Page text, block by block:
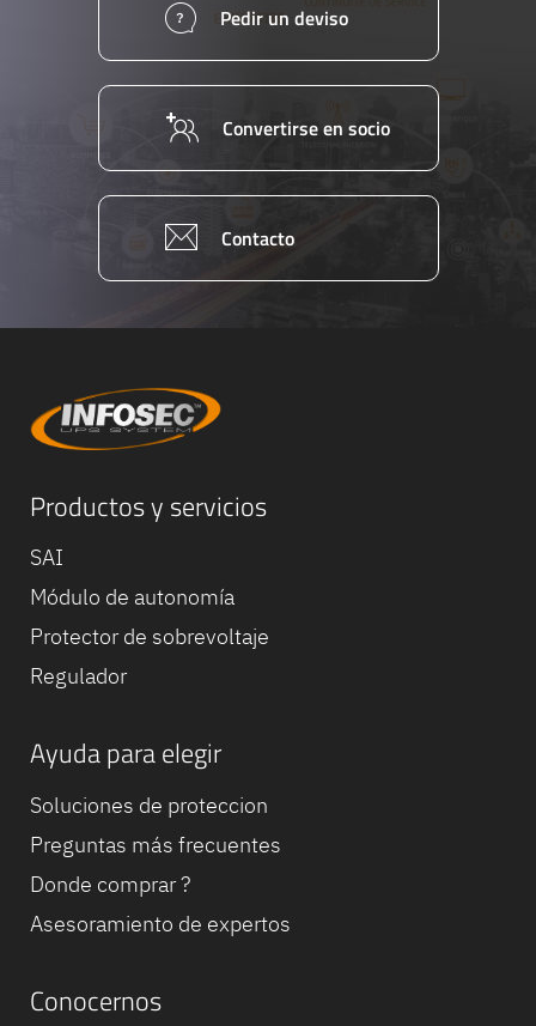
Pedir un deviso
Convertirse en socio
Contacto
Productos y servicios
SAI
Módulo de autonomía
Protector de sobrevoltaje
Regulador
Ayuda para elegir
Soluciones de proteccion
Preguntas más frecuentes
Donde comprar ?
Asesoramiento de expertos
Conocernos